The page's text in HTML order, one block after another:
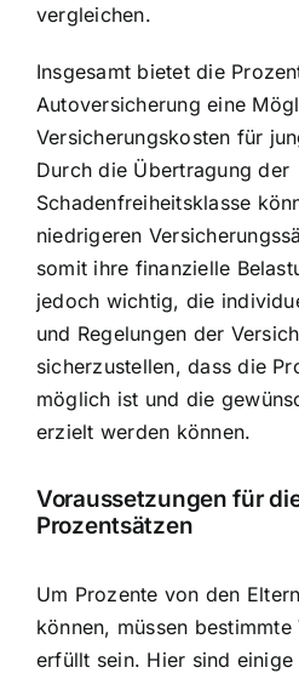
vergleichen.
Insgesamt bietet die
Autoversicherung eine
Versicherungskosten für
Durch die Übertragung der
Schadenfreiheitsklasse
niedrigeren
somit ihre finanzielle
jedoch wichtig, die
und Regelungen der
sicherzustellen, dass die
möglich ist und die
erzielt werden können.
Voraussetzungen für
Prozentsätzen
Um Prozente von den
können, müssen bestimmte
erfüllt sein. Hier sind